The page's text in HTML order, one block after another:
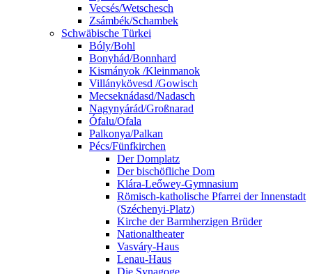
Vecsés/Wetschesch
Zsámbék/Schambek
Schwäbische Türkei
Bóly/Bohl
Bonyhád/Bonnhard
Kismányok /Kleinmanok
Villánykövesd /Gowisch
Mecseknádasd/Nadasch
Nagynyárád/Großnarad
Ófalu/Ofala
Palkonya/Palkan
Pécs/Fünfkirchen
Der Domplatz
Der bischöfliche Dom
Klára-Leőwey-Gymnasium
Römisch-katholische Pfarrei der Innenstadt
(Széchenyi-Platz)
Kirche der Barmherzigen Brüder
Nationaltheater
Vasváry-Haus
Lenau-Haus
Die Synagoge